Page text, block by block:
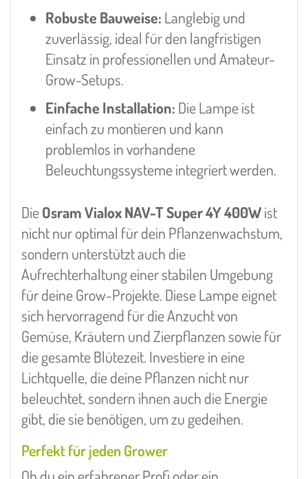
Robuste Bauweise: Langlebig und
zuverlässig, ideal für den langfristigen
Einsatz in professionellen und Amateur-
Grow-Setups.
Einfache Installation: Die Lampe ist
einfach zu montieren und kann
problemlos in vorhandene
Beleuchtungssysteme integriert werden.
DieOsram Vialox NAV-T Super 4Y 400Wist
nicht nur optimal für dein Pflanzenwachstum,
sondern unterstützt auch die
Aufrechterhaltung einer stabilen Umgebung
für deine Grow-Projekte. Diese Lampe eignet
sich hervorragend für die Anzucht von
Gemüse, Kräutern und Zierpflanzen sowie für
die gesamte Blütezeit. Investiere in eine
Lichtquelle, die deine Pflanzen nicht nur
beleuchtet, sondern ihnen auch die Energie
gibt, die sie benötigen, um zu gedeihen.
Perfekt für jeden Grower